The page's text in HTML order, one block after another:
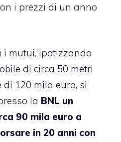
i prezzi di un anno
mutui, ipotizzando
di circa 50 metri
120 mila euro, si
la BNL un
90 mila euro a
in 20 anni con